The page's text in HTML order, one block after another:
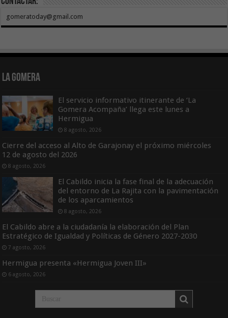
gomeratoday@gmail.com
La Gomera
El servicio informativo itinerante de ‘La
Gomera Acompaña’ llega este lunes a
Hermigua
8 agosto, 2026
Cierre del acceso al Alto de Garajonay el próximo miércoles
12 de agosto del 2026
8 agosto, 2026
El Cabildo inicia la fase final de la adecuación
del entorno de La Rajita con la pavimentación
de los aparcamientos
8 agosto, 2026
El Cabildo abre a la ciudadanía la elaboración del Plan
Estratégico de Igualdad y Políticas de Género 2027-2030
7 agosto, 2026
Hermigua presenta «Hermigua Joven III»
6 agosto, 2026